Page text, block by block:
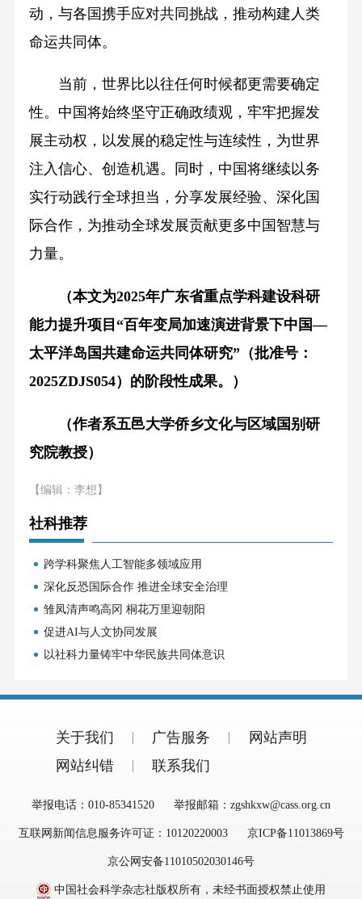
动，与各国携手应对共同挑战，推动构建人类
命运共同体。
当前，世界比以往任何时候都更需要确定
性。中国将始终坚守正确政绩观，牢牢把握发
展主动权，以发展的稳定性与连续性，为世界
注入信心、创造机遇。同时，中国将继续以务
实行动践行全球担当，分享发展经验、深化国
际合作，为推动全球发展贡献更多中国智慧与
力量。
（本文为2025年广东省重点学科建设科研
能力提升项目“百年变局加速演进背景下中国—
太平洋岛国共建命运共同体研究”（批准号：
2025ZDJS054）的阶段性成果。）
（作者系五邑大学侨乡文化与区域国别研
究院教授）
【编辑：李想】
社科推荐
跨学科聚焦人工智能多领域应用
深化反恐国际合作 推进全球安全治理
雏凤清声鸣高冈 桐花万里迎朝阳
促进AI与人文协同发展
以社科力量铸牢中华民族共同体意识
关于我们 广告服务
网站声明
网站纠错
联系我们
举报电话：010-85341520 举报邮箱：zgshkxw@cass.org.cn
互联网新闻信息服务许可证：10120220003 京ICP备11013869号
京公网安备11010502030146号
中国社会科学杂志社版权所有，未经书面授权禁止使用